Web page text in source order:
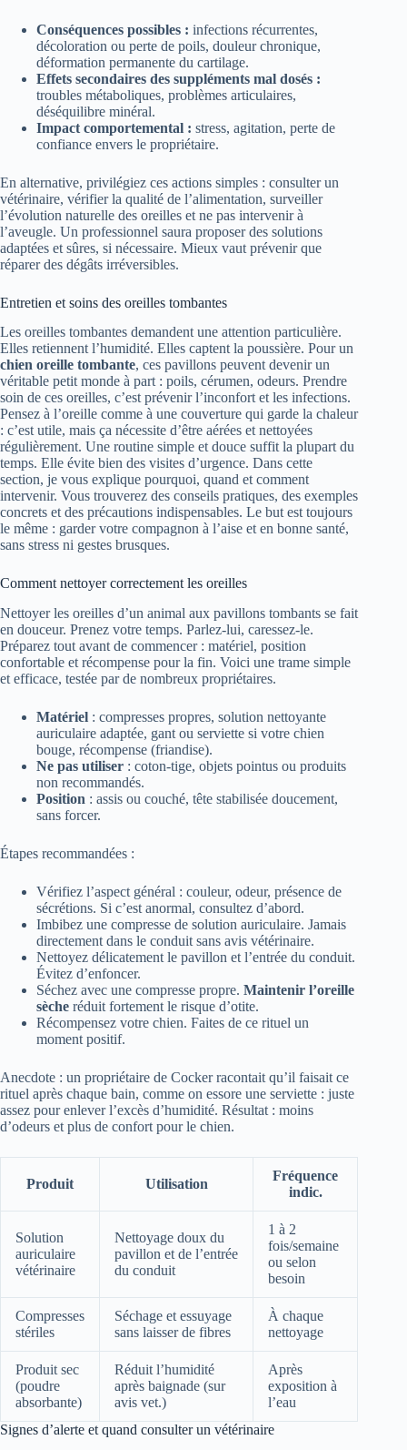
Conséquences possibles : infections récurrentes,
décoloration ou perte de poils, douleur chronique,
déformation permanente du cartilage.
Effets secondaires des suppléments mal dosés :
troubles métaboliques, problèmes articulaires,
déséquilibre minéral.
Impact comportemental : stress, agitation, perte de
confiance envers le propriétaire.
En alternative, privilégiez ces actions simples : consulter un
vétérinaire, vérifier la qualité de l’alimentation, surveiller
l’évolution naturelle des oreilles et ne pas intervenir à
l’aveugle. Un professionnel saura proposer des solutions
adaptées et sûres, si nécessaire. Mieux vaut prévenir que
réparer des dégâts irréversibles.
Entretien et soins des oreilles tombantes
Les oreilles tombantes demandent une attention particulière.
Elles retiennent l’humidité. Elles captent la poussière. Pour un
chien oreille tombante, ces pavillons peuvent devenir un
véritable petit monde à part : poils, cérumen, odeurs. Prendre
soin de ces oreilles, c’est prévenir l’inconfort et les infections.
Pensez à l’oreille comme à une couverture qui garde la chaleur
: c’est utile, mais ça nécessite d’être aérées et nettoyées
régulièrement. Une routine simple et douce suffit la plupart du
temps. Elle évite bien des visites d’urgence. Dans cette
section, je vous explique pourquoi, quand et comment
intervenir. Vous trouverez des conseils pratiques, des exemples
concrets et des précautions indispensables. Le but est toujours
le même : garder votre compagnon à l’aise et en bonne santé,
sans stress ni gestes brusques.
Comment nettoyer correctement les oreilles
Nettoyer les oreilles d’un animal aux pavillons tombants se fait
en douceur. Prenez votre temps. Parlez-lui, caressez-le.
Préparez tout avant de commencer : matériel, position
confortable et récompense pour la fin. Voici une trame simple
et efficace, testée par de nombreux propriétaires.
Matériel : compresses propres, solution nettoyante
auriculaire adaptée, gant ou serviette si votre chien
bouge, récompense (friandise).
Ne pas utiliser : coton-tige, objets pointus ou produits
non recommandés.
Position : assis ou couché, tête stabilisée doucement,
sans forcer.
Étapes recommandées :
Vérifiez l’aspect général : couleur, odeur, présence de
sécrétions. Si c’est anormal, consultez d’abord.
Imbibez une compresse de solution auriculaire. Jamais
directement dans le conduit sans avis vétérinaire.
Nettoyez délicatement le pavillon et l’entrée du conduit.
Évitez d’enfoncer.
Séchez avec une compresse propre. Maintenir l’oreille
sèche réduit fortement le risque d’otite.
Récompensez votre chien. Faites de ce rituel un
moment positif.
Anecdote : un propriétaire de Cocker racontait qu’il faisait ce
rituel après chaque bain, comme on essore une serviette : juste
assez pour enlever l’excès d’humidité. Résultat : moins
d’odeurs et plus de confort pour le chien.
Produit Utilisation
Fréquence
indic.
Solution
auriculaire
vétérinaire
Nettoyage doux du
pavillon et de l’entrée
du conduit
1 à 2
fois/semaine
ou selon
besoin
Compresses
stériles
Séchage et essuyage
sans laisser de fibres
À chaque
nettoyage
Produit sec
(poudre
absorbante)
Réduit l’humidité
après baignade (sur
avis vet.)
Après
exposition à
l’eau
Signes d’alerte et quand consulter un vétérinaire